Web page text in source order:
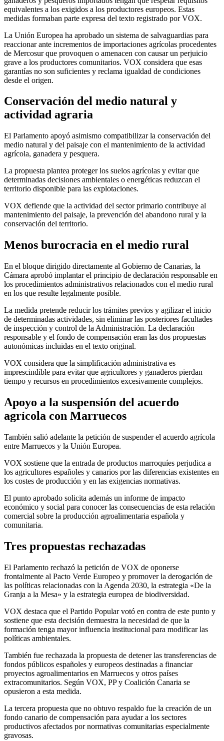
equivalentes a los exigidos a los productores europeos. Estas
medidas formaban parte expresa del texto registrado por VOX.
La Unión Europea ha aprobado un sistema de salvaguardias para
reaccionar ante incrementos de importaciones agrícolas procedentes
de Mercosur que provoquen o amenacen con causar un perjuicio
grave a los productores comunitarios. VOX considera que esas
garantías no son suficientes y reclama igualdad de condiciones
desde el origen.
Conservación del medio natural y
actividad agraria
El Parlamento apoyó asimismo compatibilizar la conservación del
medio natural y del paisaje con el mantenimiento de la actividad
agrícola, ganadera y pesquera.
La propuesta plantea proteger los suelos agrícolas y evitar que
determinadas decisiones ambientales o energéticas reduzcan el
territorio disponible para las explotaciones.
VOX defiende que la actividad del sector primario contribuye al
mantenimiento del paisaje, la prevención del abandono rural y la
conservación del territorio.
Menos burocracia en el medio rural
En el bloque dirigido directamente al Gobierno de Canarias, la
Cámara aprobó implantar el principio de declaración responsable en
los procedimientos administrativos relacionados con el medio rural
en los que resulte legalmente posible.
La medida pretende reducir los trámites previos y agilizar el inicio
de determinadas actividades, sin eliminar las posteriores facultades
de inspección y control de la Administración. La declaración
responsable y el fondo de compensación eran las dos propuestas
autonómicas incluidas en el texto original.
VOX considera que la simplificación administrativa es
imprescindible para evitar que agricultores y ganaderos pierdan
tiempo y recursos en procedimientos excesivamente complejos.
Apoyo a la suspensión del acuerdo
agrícola con Marruecos
También salió adelante la petición de suspender el acuerdo agrícola
entre Marruecos y la Unión Europea.
VOX sostiene que la entrada de productos marroquíes perjudica a
los agricultores españoles y canarios por las diferencias existentes en
los costes de producción y en las exigencias normativas.
El punto aprobado solicita además un informe de impacto
económico y social para conocer las consecuencias de esta relación
comercial sobre la producción agroalimentaria española y
comunitaria.
Tres propuestas rechazadas
El Parlamento rechazó la petición de VOX de oponerse
frontalmente al Pacto Verde Europeo y promover la derogación de
las políticas relacionadas con la Agenda 2030, la estrategia «De la
Granja a la Mesa» y la estrategia europea de biodiversidad.
VOX destaca que el Partido Popular votó en contra de este punto y
sostiene que esta decisión demuestra la necesidad de que la
formación tenga mayor influencia institucional para modificar las
políticas ambientales.
También fue rechazada la propuesta de detener las transferencias de
fondos públicos españoles y europeos destinadas a financiar
proyectos agroalimentarios en Marruecos y otros países
extracomunitarios. Según VOX, PP y Coalición Canaria se
opusieron a esta medida.
La tercera propuesta que no obtuvo respaldo fue la creación de un
fondo canario de compensación para ayudar a los sectores
productivos afectados por normativas comunitarias especialmente
gravosas.